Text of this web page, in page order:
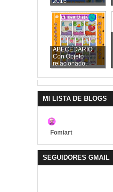
ABECEDARIO
Con Objeto
relacionado.
MI LISTA DE BLOGS
Fomiart
SEGUIDORES GMAIL